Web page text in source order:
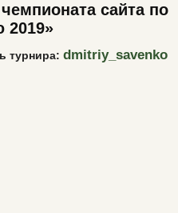
сайта по
2019»
турнира: dmitriy_savenko